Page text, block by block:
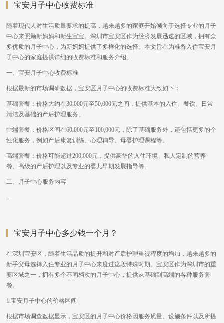
宝安月子中心收费标准
随着现代人对生活质量要求的提高，越来越多的家庭开始倾向于选择专业的月子
中心来照顾新妈妈和新生宝宝。深圳市宝安区作为经济发展迅速的区域，拥有众
多优质的月子中心，为新妈妈提供了多样化的选择。本文旨在为准备入住宝安月
子中心的家庭提供详细的收费标准和服务介绍。
一、宝安月子中心收费标准
根据最新的市场调研数据，宝安区月子中心的收费标准大致如下：
基础套餐：价格大约在30,000元至50,000元之间，提供基本的入住、餐饮、日常
清洁及基础的产后护理服务。
中端套餐：价格区间在60,000元至100,000元，除了基础服务外，还包括更多的个
性化服务，例如产后康复训练、心理辅导、母婴护理课程等。
高端套餐：价格可能超过200,000元，提供豪华的入住环境、私人定制的营养
餐、高级的产后护理以及专业的婴儿早期发展指导等。
二、月子中心服务内容
...
宝安月子中心多少钱一个月？
在深圳宝安区，随着生活品质的提升和对产后护理重视程度的增加，越来越多的
新手父母选择入住专业的月子中心来度过这段特殊时期。宝安区作为深圳市的重
要区域之一，拥有多个不同档次的月子中心，提供从基础到高端的各种服务套
餐。
1.宝安月子中心的价格区间
根据市场调查数据显示，宝安区的月子中心价格因服务质量、设施条件以及所提